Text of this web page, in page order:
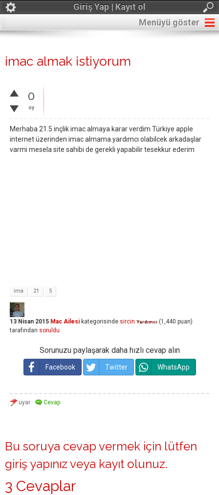
Giriş Yap | Kayıt ol
Menüyü göster
imac almak istiyorum
0
oy
Merhaba 21.5 inçlik imac almaya karar verdim Türkiye apple
internet üzerinden imac almama yardımcı olabilcek arkadaşlar
varmi mesela site sahibi de gerekli yapabilir tesekkur ederim
ima 21 5
13 Nisan 2015 Mac Ailesi kategorisinde sircin Yardımcı (1,440 puan)
tarafından soruldu
Sorunuzu paylaşarak daha hızlı cevap alın
Facebook Twitter WhatsApp
Bu soruya cevap vermek için lütfen
giriş yapınız veya kayıt olunuz.
3 Cevaplar